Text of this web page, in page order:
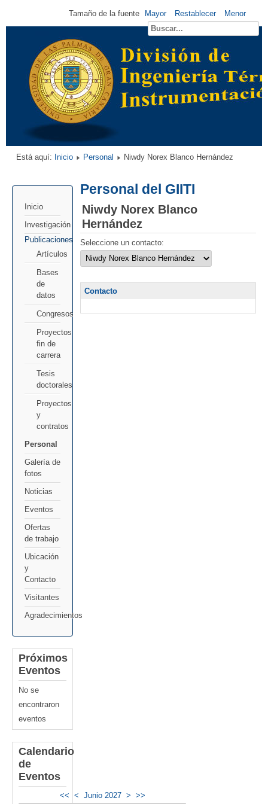
Tamaño de la fuente Mayor Restablecer Menor
Está aquí: Inicio Personal Niwdy Norex Blanco Hernández
Inicio
Investigación
Publicaciones
Artículos
Bases
de
datos
Congresos
Proyectos
fin de
carrera
Tesis
doctorales
Proyectos
y
contratos
Personal
Galería de
fotos
Noticias
Eventos
Ofertas
de trabajo
Ubicación
y
Contacto
Visitantes
Agradecimientos
Próximos
Eventos
No se
encontraron
eventos
Calendario
de
Eventos
<< < Junio 2027 > >>
Personal del GIITI
Niwdy Norex Blanco
Hernández
Seleccione un contacto:
Contacto